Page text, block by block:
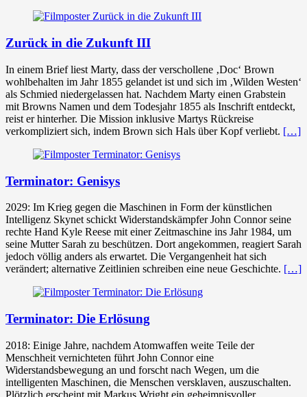
Zurück in die Zukunft III
In einem Brief liest Marty, dass der verschollene ‚Doc‘ Brown
wohlbehalten im Jahr 1855 gelandet ist und sich im ‚Wilden Westen‘
als Schmied niedergelassen hat. Nachdem Marty einen Grabstein
mit Browns Namen und dem Todesjahr 1855 als Inschrift entdeckt,
reist er hinterher. Die Mission inklusive Martys Rückreise
verkompliziert sich, indem Brown sich Hals über Kopf verliebt. […]
Terminator: Genisys
2029: Im Krieg gegen die Maschinen in Form der künstlichen
Intelligenz Skynet schickt Widerstandskämpfer John Connor seine
rechte Hand Kyle Reese mit einer Zeitmaschine ins Jahr 1984, um
seine Mutter Sarah zu beschützen. Dort angekommen, reagiert Sarah
jedoch völlig anders als erwartet. Die Vergangenheit hat sich
verändert; alternative Zeitlinien schreiben eine neue Geschichte. […]
Terminator: Die Erlösung
2018: Einige Jahre, nachdem Atomwaffen weite Teile der
Menschheit vernichteten führt John Connor eine
Widerstandsbewegung an und forscht nach Wegen, um die
intelligenten Maschinen, die Menschen versklaven, auszuschalten.
Plötzlich erscheint mit Markus Wright ein geheimnisvoller